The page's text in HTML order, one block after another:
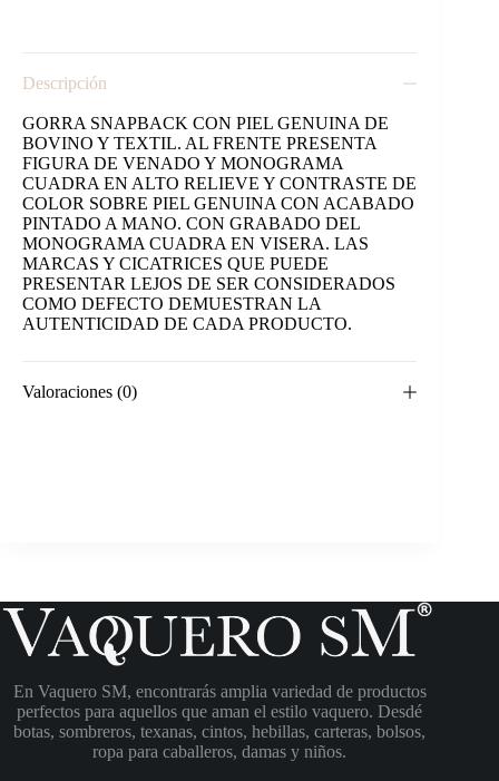
Descripción
GORRA SNAPBACK CON PIEL GENUINA DE
BOVINO Y TEXTIL. AL FRENTE PRESENTA
FIGURA DE VENADO Y MONOGRAMA
CUADRA EN ALTO RELIEVE Y CONTRASTE DE
COLOR SOBRE PIEL GENUINA CON ACABADO
PINTADO A MANO. CON GRABADO DEL
MONOGRAMA CUADRA EN VISERA. LAS
MARCAS Y CICATRICES QUE PUEDE
PRESENTAR LEJOS DE SER CONSIDERADOS
COMO DEFECTO DEMUESTRAN LA
AUTENTICIDAD DE CADA PRODUCTO.
Valoraciones (0)
En Vaquero SM, encontrarás amplia variedad de productos
perfectos para aquellos que aman el estilo vaquero. Desdé
botas, sombreros, texanas, cintos, hebillas, carteras, bolsos,
ropa para caballeros, damas y niños.